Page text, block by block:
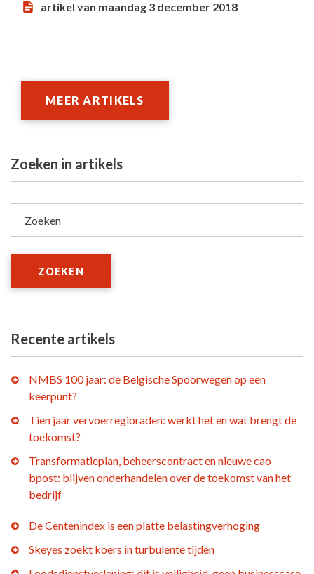
artikel van maandag 3 december 2018
MEER ARTIKELS
Zoeken in artikels
Zoeken
ZOEKEN
Recente artikels
NMBS 100 jaar: de Belgische Spoorwegen op een
keerpunt?
Tien jaar vervoerregioraden: werkt het en wat brengt de
toekomst?
Transformatieplan, beheerscontract en nieuwe cao
bpost: blijven onderhandelen over de toekomst van het
bedrijf
De Centenindex is een platte belastingverhoging
Skeyes zoekt koers in turbulente tijden